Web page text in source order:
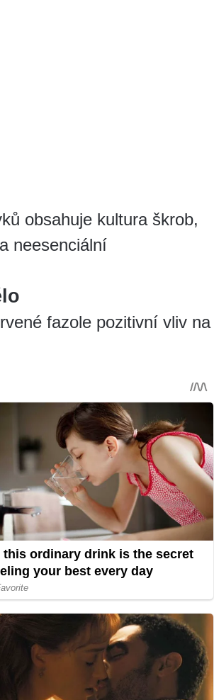
obsahuje kultura škrob,
neesenciální
fazole pozitivní vliv na